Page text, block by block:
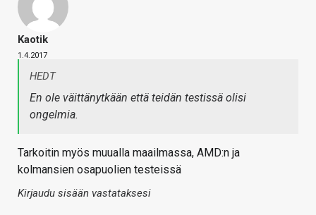
Kaotik
1.4.2017
HEDT
En ole väittänytkään että teidän testissä olisi
ongelmia.
Tarkoitin myös muualla maailmassa, AMD:n ja
kolmansien osapuolien testeissä
Kirjaudu sisään vastataksesi